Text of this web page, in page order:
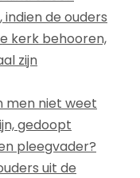
de ouders
kerk behooren,
zijn
men niet weet
gedoopt
pleegvader?
uit de